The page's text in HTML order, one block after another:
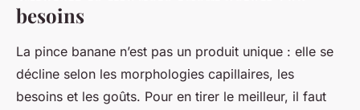
besoins
La pince banane n’est pas un produit unique : elle se
décline selon les morphologies capillaires, les
besoins et les goûts. Pour en tirer le meilleur, il faut